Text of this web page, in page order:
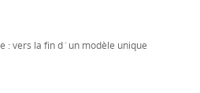
: vers la fin d´un modèle unique